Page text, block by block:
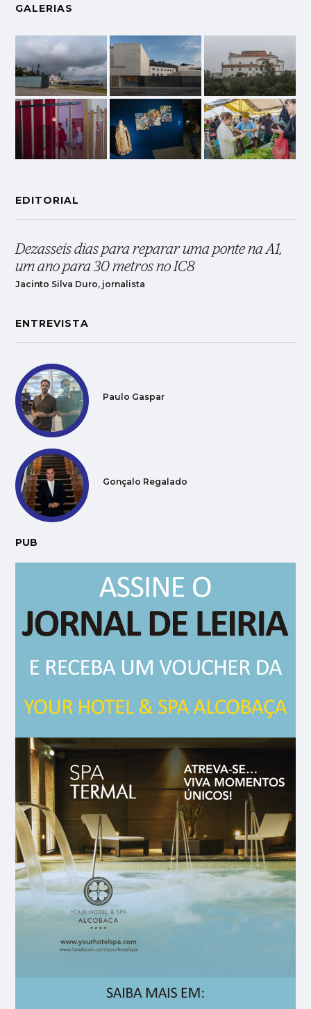
GALERIAS
EDITORIAL
Dezasseis dias para reparar uma ponte na A1,
um ano para 30 metros no IC8
Jacinto Silva Duro, jornalista
ENTREVISTA
Paulo Gaspar
Gonçalo Regalado
PUB